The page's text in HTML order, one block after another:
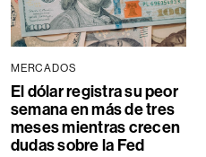
MERCADOS
El dólar registra su peor
semana en más de tres
meses mientras crecen
dudas sobre la Fed